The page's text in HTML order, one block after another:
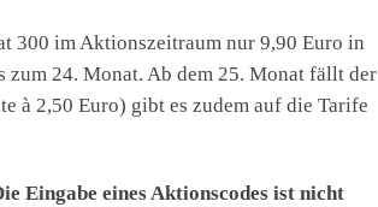
300 im Aktionszeitraum nur 9,90 Euro in
zum 24. Monat. Ab dem 25. Monat fällt der
à 2,50 Euro) gibt es zudem auf die Tarife
Eingabe eines Aktionscodes ist nicht